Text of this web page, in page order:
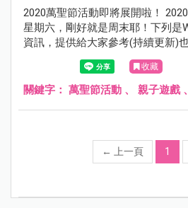
2020萬聖節活動即將展開啦！
星期六，剛好就是周末耶！下列是
資訊，提供給大家參考(持續更新)
聖節活動資訊，以及小朋友的萬聖
收藏
關鍵字： 萬聖節活動 、 親子遊戲
← 上一頁 1